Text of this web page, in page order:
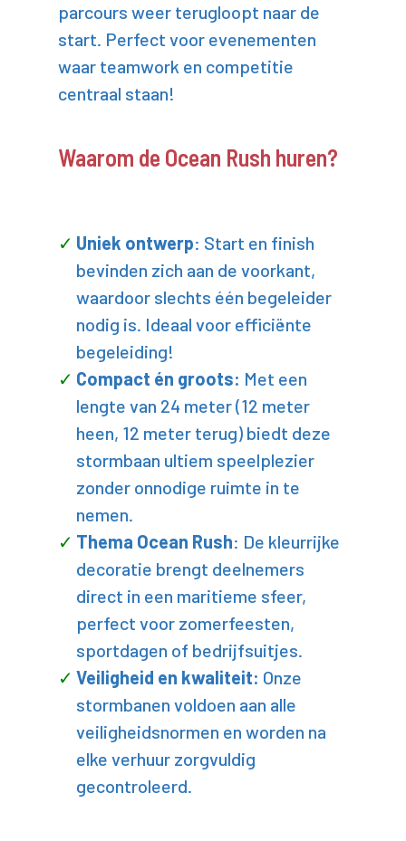
parcours weer terugloopt naar de
start. Perfect voor evenementen
waar teamwork en competitie
centraal staan!
Waarom de Ocean Rush huren?
Uniek ontwerp: Start en finish
bevinden zich aan de voorkant,
waardoor slechts één begeleider
nodig is. Ideaal voor efficiënte
begeleiding!
Compact én groots: Met een
lengte van 24 meter (12 meter
heen, 12 meter terug) biedt deze
stormbaan ultiem speelplezier
zonder onnodige ruimte in te
nemen.
Thema Ocean Rush: De kleurrijke
decoratie brengt deelnemers
direct in een maritieme sfeer,
perfect voor zomerfeesten,
sportdagen of bedrijfsuitjes.
Veiligheid en kwaliteit: Onze
stormbanen voldoen aan alle
veiligheidsnormen en worden na
elke verhuur zorgvuldig
gecontroleerd.